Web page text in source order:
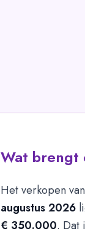
Wat brengt
Het verkopen
augustus 2026
€ 350.000. Dat